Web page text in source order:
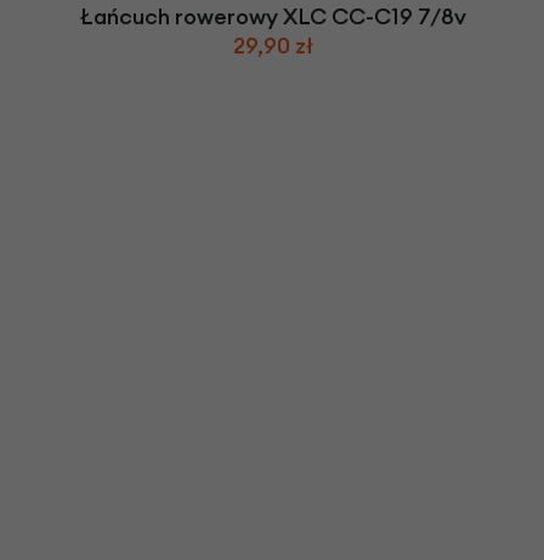
Łańcuch rowerowy XLC CC-C19 7/8v
29,90 zł